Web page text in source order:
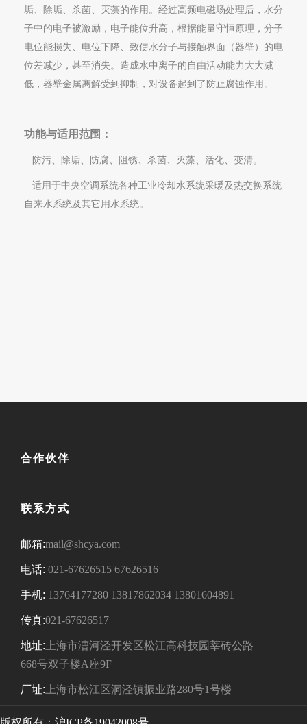
垢、除垢、杀菌、灭藻的作用。经过高频电磁场处理后，水分
子中的电子被激励，电子能位升高，根据能量守恒原理，分子
电位能损失、电位下降、致使水分子与接触界面（器壁）的电
位差减少，甚至消失。造成水中离子的自由活动能力大大减
低，器壁金属离解受到抑制，对设备起到了防止腐蚀作用。
功能与适用范围：
防污、除垢、 防腐、阻锈、杀菌、灭藻、活化、变清。
适用于中央空调系统各种工业冷却水系统采暖及热交换系统
自来水系统及其它用水系统。
合作伙伴
联系方式
邮箱:mail@shcya.com
电话: 021-67626515 67626516
手机: 13764177280 13817862034 13801604891
传真:021-67626517
地址: 上海市漕河泾开发区松江高科技园莘砖公路
668号双子楼A座9F
厂址: 上海市松江区洞泾镇振业路280号1号楼